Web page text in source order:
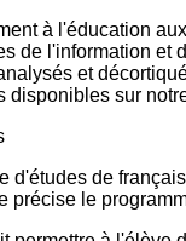
à l'éducation
de l'information et
et
disponibles sur
d'études de
précise le